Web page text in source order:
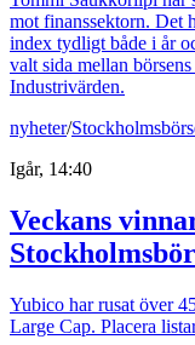
mot finanssektorn. Det
index tydligt både i år
valt sida mellan
Industrivärden.
nyheter/
Igår, 14:40
Veckans
Yubico har rusat över
Large Cap. Placera